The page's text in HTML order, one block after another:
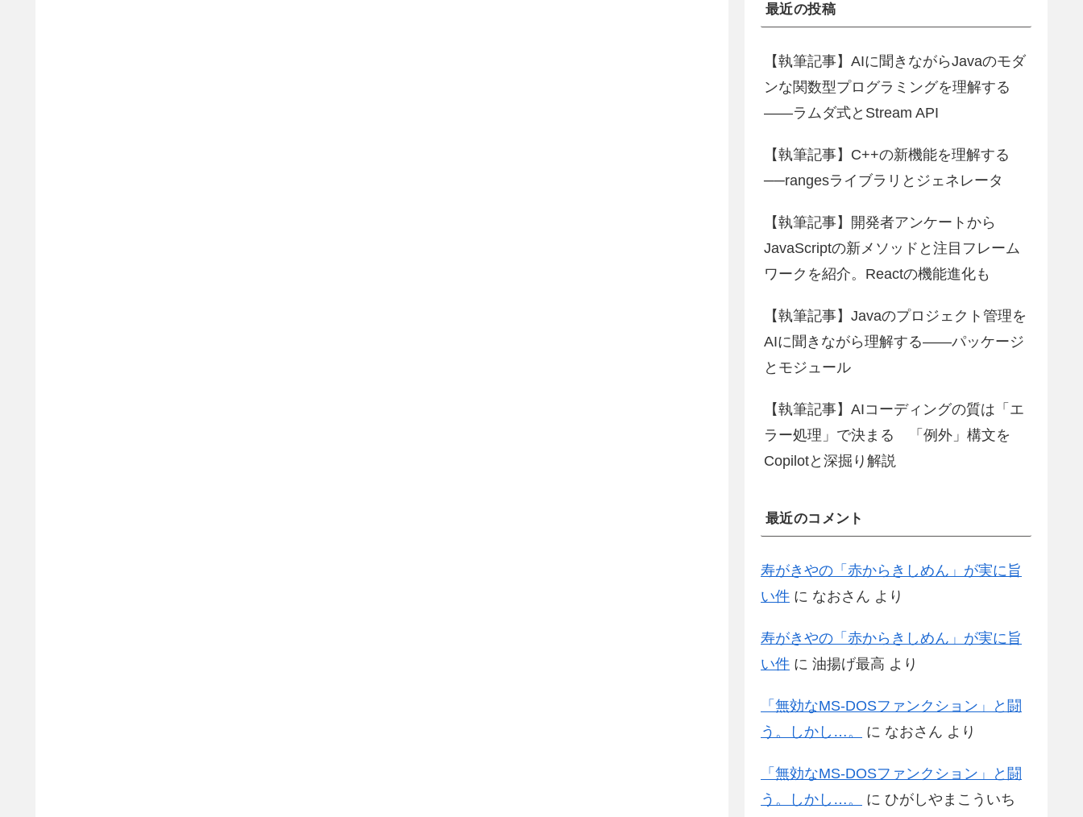
最近の投稿
【執筆記事】AIに聞きながらJavaのモダ
ンな関数型プログラミングを理解する
――ラムダ式とStream API
【執筆記事】C++の新機能を理解する
──rangesライブラリとジェネレータ
【執筆記事】開発者アンケートから
JavaScriptの新メソッドと注目フレーム
ワークを紹介。Reactの機能進化も
【執筆記事】Javaのプロジェクト管理を
AIに聞きながら理解する――パッケージ
とモジュール
【執筆記事】AIコーディングの質は「エ
ラー処理」で決まる 「例外」構文を
Copilotと深掘り解説
最近のコメント
寿がきやの「赤からきしめん」が実に旨
い件 に なおさん より
寿がきやの「赤からきしめん」が実に旨
い件 に 油揚げ最高 より
「無効なMS-DOSファンクション」と闘
う。しかし…。
に なおさん より
「無効なMS-DOSファンクション」と闘
う。しかし…。
に ひがしやまこういち